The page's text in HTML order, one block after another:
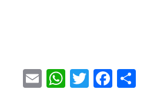
Share
Facebook
Twitter